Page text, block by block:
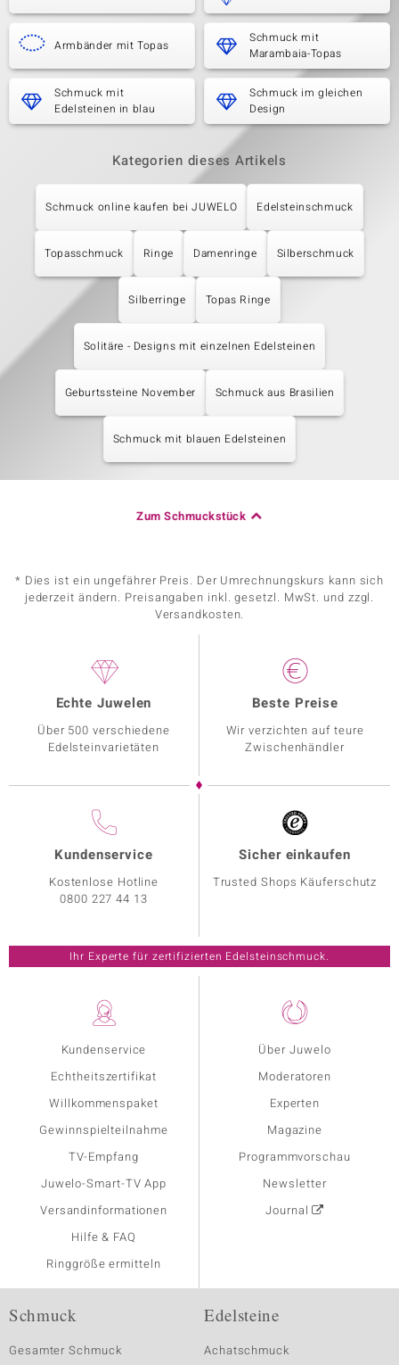
Armbänder mit Topas
Schmuck mit
Marambaia-Topas
Schmuck mit
Edelsteinen in blau
Schmuck im gleichen
Design
Kategorien dieses Artikels
Schmuck online kaufen bei JUWELO Edelsteinschmuck
Topasschmuck Ringe Damenringe Silberschmuck
Silberringe Topas Ringe
Solitäre - Designs mit einzelnen Edelsteinen
Geburtssteine November Schmuck aus Brasilien
Schmuck mit blauen Edelsteinen
Zum Schmuckstück
* Dies ist ein ungefährer Preis. Der Umrechnungskurs kann sich
jederzeit ändern. Preisangaben inkl. gesetzl. MwSt. und zzgl.
Versandkosten.
Kundenservice
Echtheitszertifikat
Willkommenspaket
Gewinnspielteilnahme
TV-Empfang
Juwelo-Smart-TV App
Versandinformationen
Hilfe & FAQ
Ringgröße ermitteln
Über Juwelo
Moderatoren
Experten
Magazine
Programmvorschau
Newsletter
Journal
Echte Juwelen
Über 500 verschiedene
Edelsteinvarietäten
Beste Preise
Wir verzichten auf teure
Zwischenhändler
Kundenservice
Kostenlose Hotline
0800 227 44 13
Sicher einkaufen
Trusted Shops Käuferschutz
Ihr Experte für zertifizierten Edelsteinschmuck.
Schmuck
Gesamter Schmuck
Edelsteine
Achatschmuck